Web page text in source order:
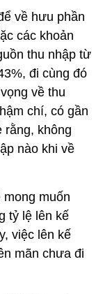
về hưu phần
các khoản
thu nhập từ
đi cùng đó
về thu
chí, có gần
rằng, không
nào khi về
mong muốn
tỷ lệ lên kế
việc lên kế
mãn chưa đi